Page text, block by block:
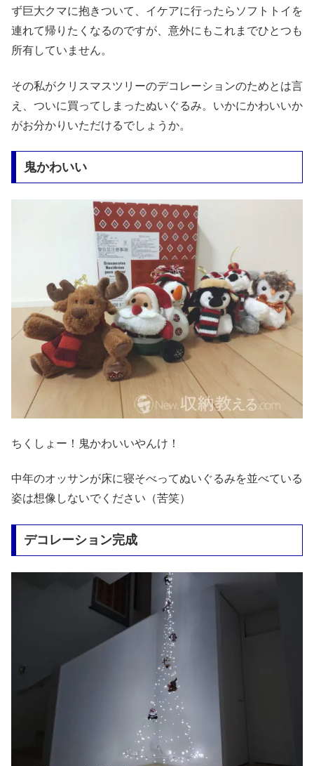
ず巨大クマに抱きついて、イケアに行ったらソフトトイを
連れて帰りたくなるのですが、意外にもこれまでひとつも
所有していません。
その私がクリスマスツリーのデコレーションのためとは言
え、ついに買ってしまったぬいぐるみ。いかにかわいいか
がお分かりいただけるでしょうか。
鬼かわいい
ちくしょー！鬼かわいいやんけ！
中年のオッサンが床に寝そべってぬいぐるみを並べている
姿は想像しないでください（苦笑）
デコレーション完成